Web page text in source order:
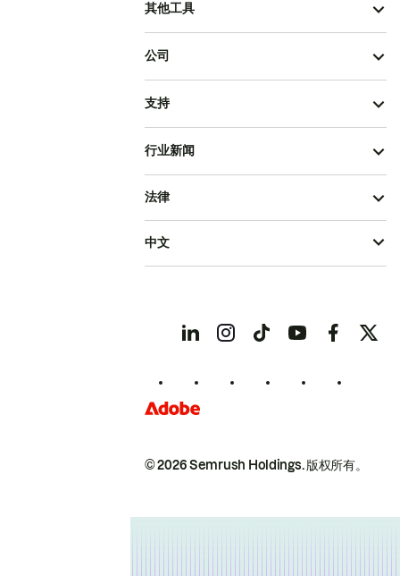
其他工具
公司
支持
行业新闻
© 2026 Semrush Holdings.版权所有。
法律
中文